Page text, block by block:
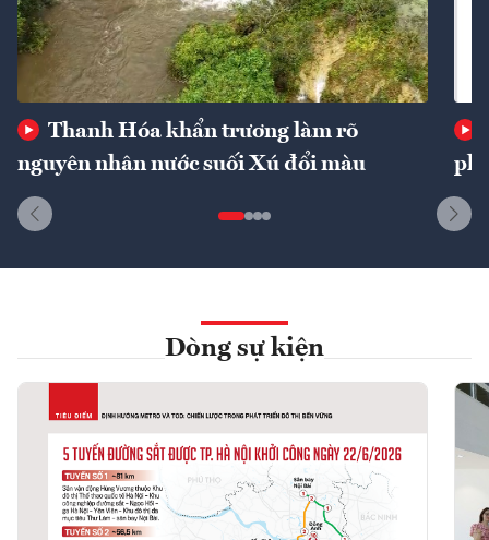
Thanh Hóa khẩn trương làm rõ
nguyên nhân nước suối Xú đổi màu
phí
Dòng sự kiện